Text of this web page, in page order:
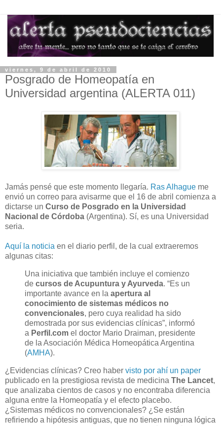
viernes, 9 de abril de 2010
Posgrado de Homeopatía en
Universidad argentina (ALERTA 011)
Jamás pensé que este momento llegaría. Ras Alhague me
envió un correo para avisarme que el 16 de abril comienza a
dictarse un Curso de Posgrado en la Universidad
Nacional de Córdoba (Argentina). Sí, es una Universidad
seria.
Aquí la noticia en el diario perfil, de la cual extraeremos
algunas citas:
Una iniciativa que también incluye el comienzo
de cursos de Acupuntura y Ayurveda. “Es un
importante avance en la apertura al
conocimiento de sistemas médicos no
convencionales, pero cuya realidad ha sido
demostrada por sus evidencias clínicas”, informó
a Perfil.com el doctor Mario Draiman, presidente
de la Asociación Médica Homeopática Argentina
(AMHA).
¿Evidencias clínicas? Creo haber visto por ahí un paper
publicado en la prestigiosa revista de medicina The Lancet,
que analizaba cientos de casos y no encontraba diferencia
alguna entre la Homeopatía y el efecto placebo.
¿Sistemas médicos no convencionales? ¿Se están
refiriendo a hipótesis antiguas, que no tienen ninguna lógica